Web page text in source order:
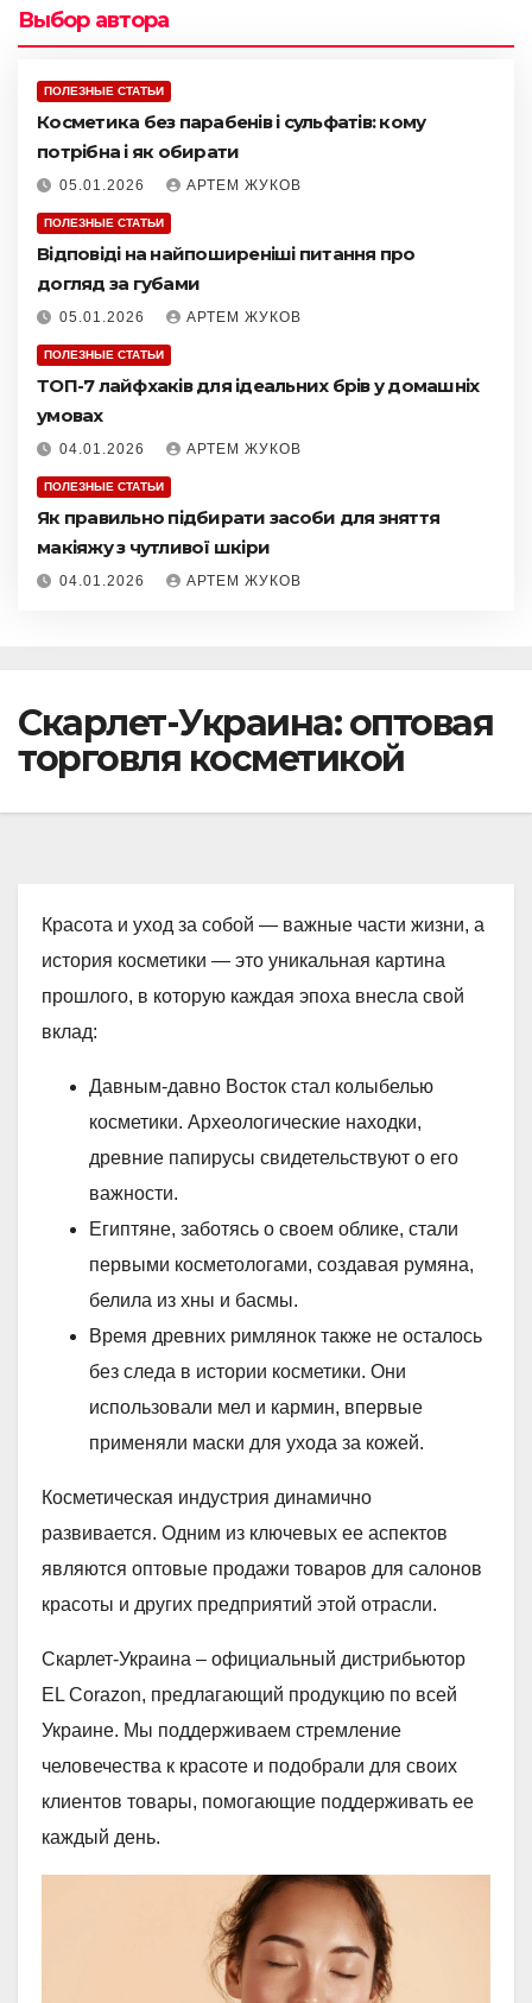
Выбор автора
ПОЛЕЗНЫЕ СТАТЬИ
Косметика без парабенів і сульфатів: кому
потрібна і як обирати
05.01.2026 АРТЕМ ЖУКОВ
ПОЛЕЗНЫЕ СТАТЬИ
Відповіді на найпоширеніші питання про
догляд за губами
05.01.2026 АРТЕМ ЖУКОВ
ПОЛЕЗНЫЕ СТАТЬИ
ТОП-7 лайфхаків для ідеальних брів у домашніх
умовах
04.01.2026 АРТЕМ ЖУКОВ
ПОЛЕЗНЫЕ СТАТЬИ
Як правильно підбирати засоби для зняття
макіяжу з чутливої шкіри
04.01.2026 АРТЕМ ЖУКОВ
Скарлет-Украина: оптовая
торговля косметикой
Красота и уход за собой — важные части жизни, а
история косметики — это уникальная картина
прошлого, в которую каждая эпоха внесла свой
вклад:
Давным-давно Восток стал колыбелью
косметики. Археологические находки,
древние папирусы свидетельствуют о его
важности.
Египтяне, заботясь о своем облике, стали
первыми косметологами, создавая румяна,
белила из хны и басмы.
Время древних римлянок также не осталось
без следа в истории косметики. Они
использовали мел и кармин, впервые
применяли маски для ухода за кожей.
Косметическая индустрия динамично
развивается. Одним из ключевых ее аспектов
являются оптовые продажи товаров для салонов
красоты и других предприятий этой отрасли.
Скарлет-Украина – официальный дистрибьютор
EL Corazon, предлагающий продукцию по всей
Украине. Мы поддерживаем стремление
человечества к красоте и подобрали для своих
клиентов товары, помогающие поддерживать ее
каждый день.